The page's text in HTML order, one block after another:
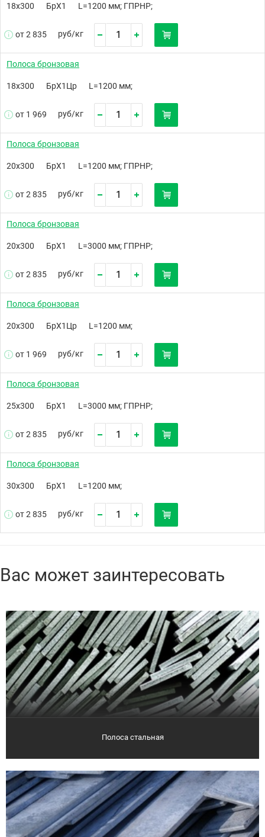
18х300 БрХ1 L=1200 мм; ГПРНР;
от 2 835 руб/кг
Полоса бронзовая
18х300 БрХ1Цр L=1200 мм;
от 1 969 руб/кг
Полоса бронзовая
20х300 БрХ1 L=1200 мм; ГПРНР;
от 2 835 руб/кг
Полоса бронзовая
20х300 БрХ1 L=3000 мм; ГПРНР;
от 2 835 руб/кг
Полоса бронзовая
20х300 БрХ1Цр L=1200 мм;
от 1 969 руб/кг
Полоса бронзовая
25х300 БрХ1 L=3000 мм; ГПРНР;
от 2 835 руб/кг
Полоса бронзовая
30х300 БрХ1 L=1200 мм;
от 2 835 руб/кг
Вас может заинтересовать
Полоса стальная